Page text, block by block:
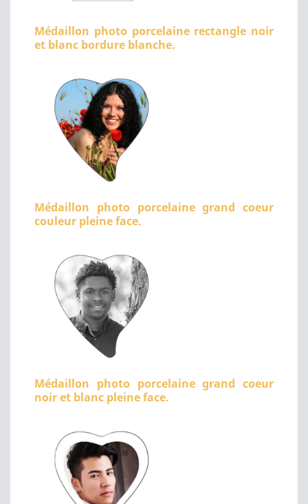
Médaillon photo porcelaine rectangle noir
et blanc bordure blanche.
Médaillon photo porcelaine grand coeur
couleur pleine face.
Médaillon photo porcelaine grand coeur
noir et blanc pleine face.